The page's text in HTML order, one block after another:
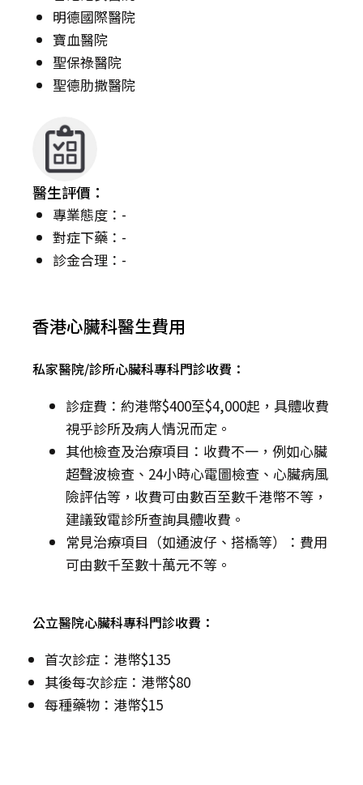
明德國際醫院
寶血醫院
聖保祿醫院
聖德肋撒醫院
醫生評價：
專業態度：-
對症下藥：-
診金合理：-
香港心臟科醫生費用
私家醫院/診所心臟科專科門診收費：
診症費：約港幣$400至$4,000起，具體收費
視乎診所及病人情況而定。
其他檢查及治療項目：收費不一，例如心臟
超聲波檢查、24小時心電圖檢查、心臟病風
險評估等，收費可由數百至數千港幣不等，
建議致電診所查詢具體收費。
常見治療項目（如通波仔、搭橋等）：費用
可由數千至數十萬元不等。
公立醫院心臟科專科門診收費：
首次診症：港幣$135
其後每次診症：港幣$80
每種藥物：港幣$15